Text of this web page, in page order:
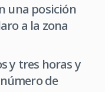
una posición
a la zona
y tres horas y
de